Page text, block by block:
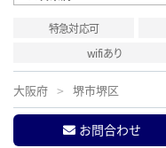
特急対応可
wifiあり
大阪府 堺市堺区
お問合わせ